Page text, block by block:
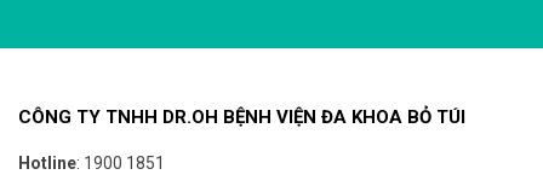
CÔNG TY TNHH DR.OH BỆNH VIỆN ĐA KHOA BỎ TÚI
Hotline: 1900 1851